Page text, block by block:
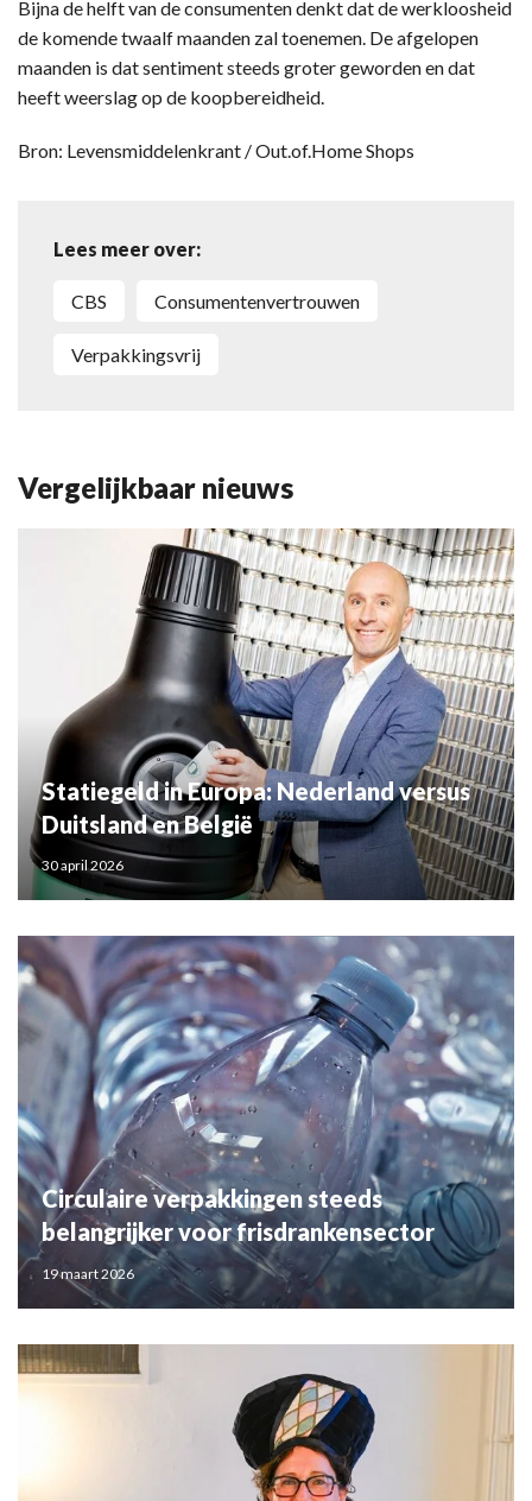
Bijna de helft van de consumenten denkt dat de werkloosheid
de komende twaalf maanden zal toenemen. De afgelopen
maanden is dat sentiment steeds groter geworden en dat
heeft weerslag op de koopbereidheid.
Bron: Levensmiddelenkrant / Out.of.Home Shops
Lees meer over:
CBS Consumentenvertrouwen
Verpakkingsvrij
Vergelijkbaar nieuws
Statiegeld in Europa: Nederland versus
Duitsland en België
30 april 2026
Circulaire verpakkingen steeds
belangrijker voor frisdrankensector
19 maart 2026